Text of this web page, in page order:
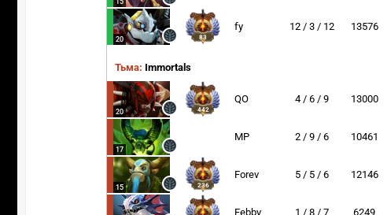
15
20 83
fy 12 / 3 / 12 13576
Тьма: Immortals
20 442
QO 4 / 6 / 9 13000
17
MP 2 / 9 / 6 10461
15 236
Forev 5 / 5 / 6 12146
Febby 1 / 8 / 7 6249